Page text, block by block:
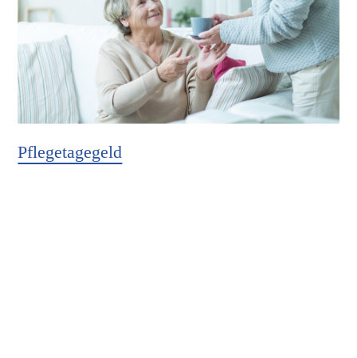
Pflegetagegeld